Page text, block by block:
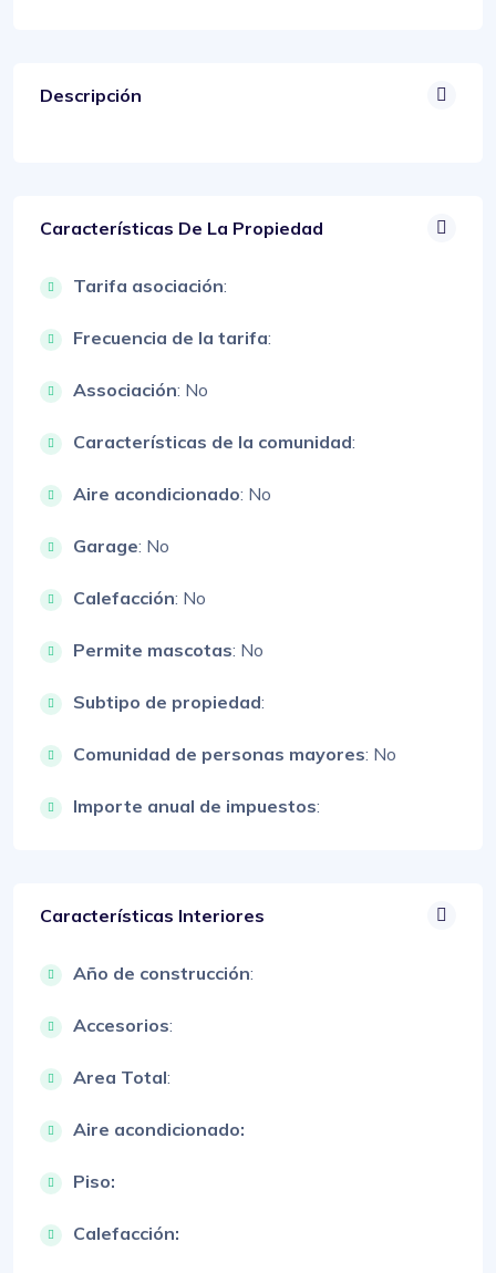
Descripción
Características De La Propiedad
Tarifa asociación:
Frecuencia de la tarifa:
Associación: No
Características de la comunidad:
Aire acondicionado: No
Garage: No
Calefacción: No
Permite mascotas: No
Subtipo de propiedad:
Comunidad de personas mayores: No
Importe anual de impuestos:
Características Interiores
Año de construcción:
Accesorios:
Area Total:
Aire acondicionado:
Piso:
Calefacción: